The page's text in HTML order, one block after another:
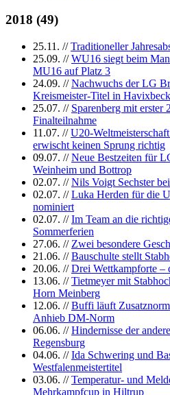
2018 (49)
25.11. //Traditioneller
25.09. //WU16 siegt beim
MU16 auf Platz 3
24.09. //Nachwuchs der LG
Kreismeister-Titel in Havixbeck
25.07. // Sparenberg mit
Finalteilnahme
11.07. //U20-
erwischt keinen Sprung richtig
09.07. //Neue Bestzeiten für
Weinheim und Bottrop
02.07. //Nils Voigt Sechster
02.07. //Luka Herden für die
nominiert
02.07. //Im Team an die
Sommerferien
27.06. // Zwei besondere
21.06. //Bauschulte stellt
20.06. //Drei Wettkampforte –
13.06. //Tietmeyer mit
Horn Meinberg
12.06. //Buffi läuft
Anhieb DM-Norm
06.06. //Hindernisse der
Regensburg
04.06. //Ida Schwering und
Westfalenmeistertitel
03.06. //Temperatur- und
Mehrkampfcup in Hiltrup